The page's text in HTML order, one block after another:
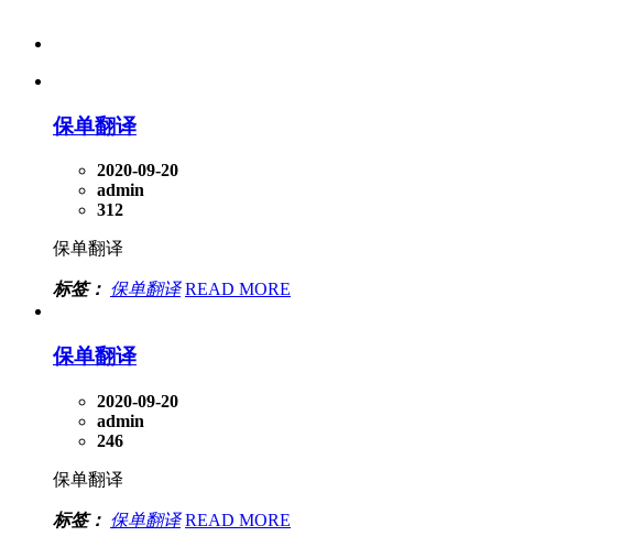
保单翻译
2020-09-20
admin
312
保单翻译
标签： 保单翻译 READ MORE
保单翻译
2020-09-20
admin
246
保单翻译
标签： 保单翻译 READ MORE